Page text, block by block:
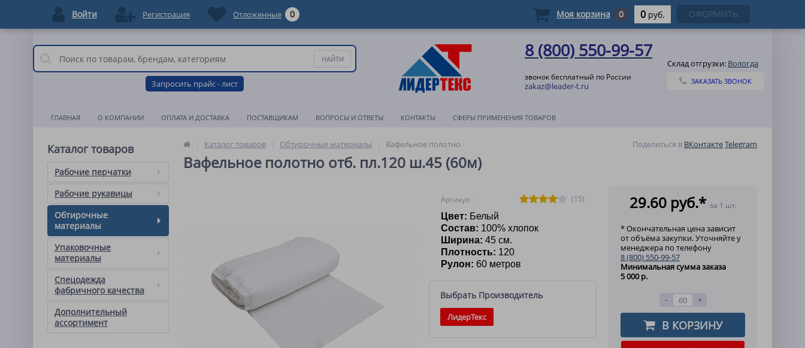
Запросить прайс - лист
8 (800) 550-99-57
звонок бесплатный по России
zakaz@leader-t.ru
Склад отгрузки: Вологда
ЗАКАЗАТЬ ЗВОНОК
ГЛАВНАЯ О КОМПАНИИ ОПЛАТА И ДОСТАВКА ПОСТАВЩИКАМ ВОПРОСЫ И ОТВЕТЫ КОНТАКТЫ СФЕРЫ ПРИМЕНЕНИЯ ТОВАРОВ
Каталог товаров
Рабочие перчатки
Рабочие рукавицы
Обтирочные
материалы
Упаковочные
материалы
Спецодежда
фабричного качества
Дополнительный
ассортимент
Каталог товаров Обтирочные материалы Вафельное полотно Поделиться в ВКонтактеTelegram
Вафельное полотно отб. пл.120 ш.45 (60м)
Артикул: -
(15)
Цвет: Белый
Состав: 100% хлопок
Ширина: 45 см.
Плотность: 120
Рулон: 60 метров
Выбрать Производитель
ЛидерТекс
29.60 руб.* за 1 шт.
* Окончательная цена зависит
от объёма закупки. Уточняйте у
менеджера по телефону
8 (800) 550-99-57
Минимальная сумма заказа
5 000 р.
- +
В КОРЗИНУ
Войти Регистрация Отложенные 0 Моя корзина 0 0 руб. ОФОРМИТЬ